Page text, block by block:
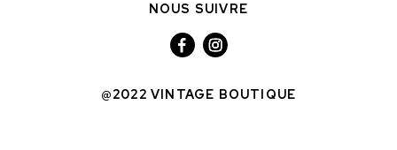
NOUS SUIVRE
@2022 VINTAGE BOUTIQUE